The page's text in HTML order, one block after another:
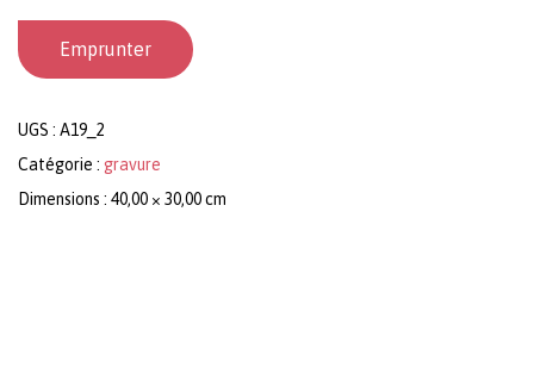
Emprunter
UGS : A19_2
Catégorie : gravure
Dimensions : 40,00 × 30,00 cm